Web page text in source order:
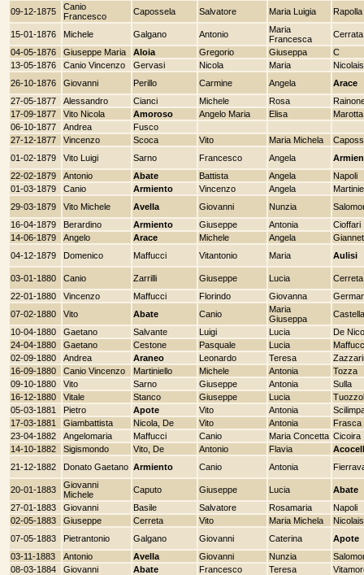
09-12-1875
Canio
Francesco
Capossela Salvatore Maria Luigia Rapolla
15-01-1876 Michele Galgano Antonio
Maria
Francesca
Cerrata
04-05-1876
Giuseppe Maria Aloia Gregorio Giuseppa
C
13-05-1876
Canio Vincenzo Gervasi Nicola Maria
Nicolais
26-10-1876
Giovanni Perillo Carmine Angela
Arace
27-05-1877
Alessandro Cianci Michele Rosa
17-09-1877
Vito Nicola Amoroso Angelo Maria Elisa
Marotta
06-10-1877
Andrea
Fusco
27-12-1877
Vincenzo Scoca Vito Maria Michela
01-02-1879
Vito Luigi Sarno Francesco Angela
22-02-1879
Antonio Abate Battista Angela
Napoli
01-03-1879
Canio Armiento Vincenzo Angela
29-03-1879
Vito Michele Avella Giovanni Nunzia
16-04-1879
Berardino Armiento Giuseppe Antonia
Cioffari
14-06-1879
Angelo Arace Michele Angela
04-12-1879
Domenico Maffucci Vitantonio Maria Aulisi
03-01-1880 Canio Zarrilli Giuseppe Lucia
Cerreta
22-01-1880
Vincenzo Maffucci Florindo Giovanna
07-02-1880
Vito Abate Canio
Maria
Giuseppa
10-04-1880
Gaetano Salvante Luigi Lucia
De
24-04-1880
Gaetano Cestone Pasquale Lucia
02-09-1880
Andrea Araneo Leonardo Teresa
16-09-1880
Canio Vincenzo Martiniello Michele Antonia
Tozza
09-10-1880
Vito Sarno Giuseppe Antonia
Sulla
16-12-1880
Vitale Stanco Giuseppe Lucia
05-03-1881
Pietro Apote Vito Antonia
17-03-1881
Giambattista Nicola, De Vito Antonia
Frasca
23-04-1882
Angelomaria Maffucci Canio Maria Concetta Cicoira
14-10-1882
Sigismondo Vito, De Antonio Flavia
21-12-1882
Donato Gaetano Armiento Canio Antonia
20-01-1883
Giovanni
Michele
Caputo Giuseppe Lucia
Abate
27-01-1883
Giovanni Basile Salvatore Rosamaria
Napoli
02-05-1883
Giuseppe Cerreta Vito Maria Michela
Nicolais
07-05-1883
Pietrantonio Galgano Giovanni Caterina
Apote
03-11-1883
Antonio Avella Giovanni Nunzia
08-03-1884
Giovanni Abate Francesco Teresa